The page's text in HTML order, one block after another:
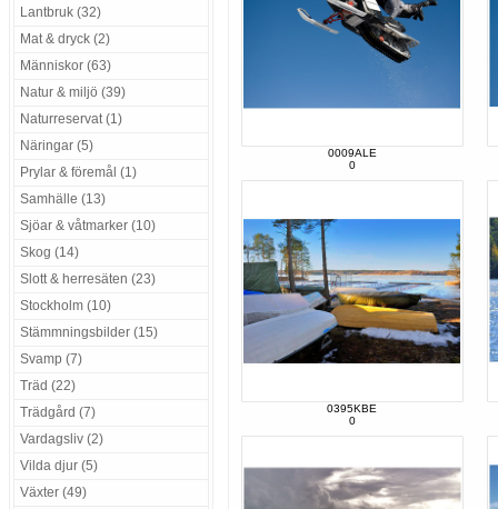
Lantbruk (32)
Mat & dryck (2)
Människor (63)
Natur & miljö (39)
Naturreservat (1)
Näringar (5)
Prylar & föremål (1)
Samhälle (13)
Sjöar & våtmarker (10)
Skog (14)
Slott & herresäten (23)
Stockholm (10)
Stämmningsbilder (15)
Svamp (7)
Träd (22)
Trädgård (7)
Vardagsliv (2)
Vilda djur (5)
Växter (49)
0009ALE
0
0395KBE
0